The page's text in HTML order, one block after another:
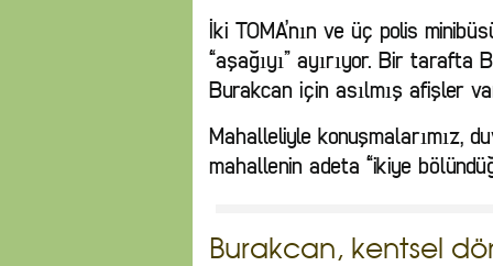
İki TOMA’nın ve üç polis
“aşağıyı” ayırıyor. Bir
Burakcan için asılmış afişler
Mahalleliyle konuşmalarımız,
mahallenin adeta “ikiye
Burakcan, kentsel